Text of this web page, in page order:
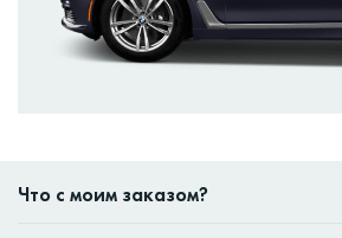
Что с моим заказом?